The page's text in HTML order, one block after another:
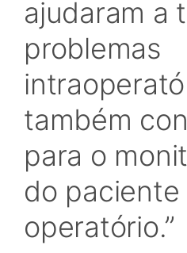
ajudaram a
problemas
também
para o
do
operatório.